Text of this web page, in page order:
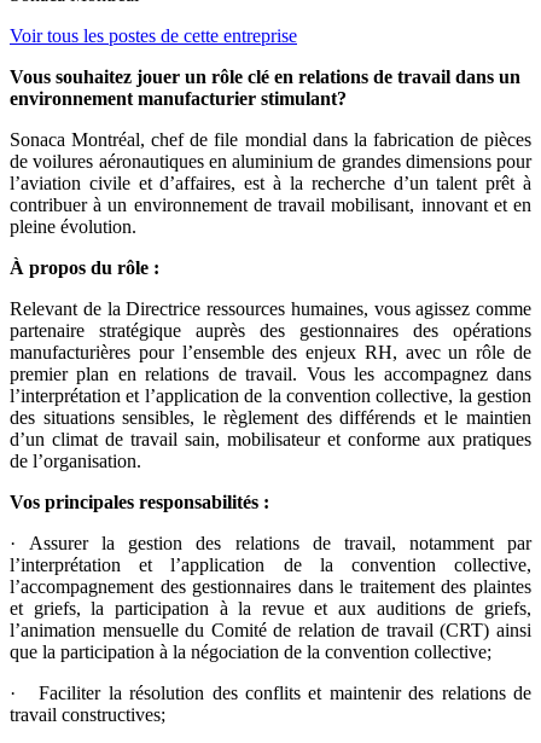
Voir tous les postes de cette entreprise
Vous souhaitez jouer un rôle clé en relations de travail dans un
environnement manufacturier stimulant?
Sonaca Montréal, chef de file mondial dans la fabrication de pièces
de voilures aéronautiques en aluminium de grandes dimensions pour
l’aviation civile et d’affaires, est à la recherche d’un talent prêt à
contribuer à un environnement de travail mobilisant, innovant et en
pleine évolution.
À propos du rôle :
Relevant de la Directrice ressources humaines, vous agissez comme
partenaire stratégique auprès des gestionnaires des opérations
manufacturières pour l’ensemble des enjeux RH, avec un rôle de
premier plan en relations de travail. Vous les accompagnez dans
l’interprétation et l’application de la convention collective, la gestion
des situations sensibles, le règlement des différends et le maintien
d’un climat de travail sain, mobilisateur et conforme aux pratiques
de l’organisation.
Vos principales responsabilités :
· Assurer la gestion des relations de travail, notamment par
l’interprétation et l’application de la convention collective,
l’accompagnement des gestionnaires dans le traitement des plaintes
et griefs, la participation à la revue et aux auditions de griefs,
l’animation mensuelle du Comité de relation de travail (CRT) ainsi
que la participation à la négociation de la convention collective;
· Faciliter la résolution des conflits et maintenir des relations de
travail constructives;